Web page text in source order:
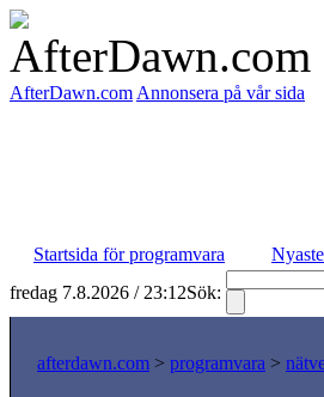
AfterDawn.com Annonsera på vår sida
Startsida för programvara
fredag 7.8.2026 / 23:12Sök:
afterdawn.com > programvara >